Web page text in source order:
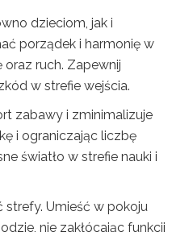
dzieciom, jak i
porządek i harmonię w
ruch. Zapewnij
w strefie wejścia.
zabawy i zminimalizuje
i ograniczając liczbę
światło w strefie nauki i
strefy. Umieść w pokoju
nie zakłócając funkcji